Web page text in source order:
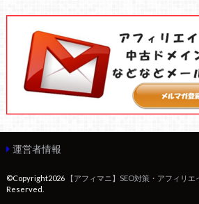
運営者情報
©Copyright2026 【アフィマニ】SEO対策・アフィリエ
Reserved.